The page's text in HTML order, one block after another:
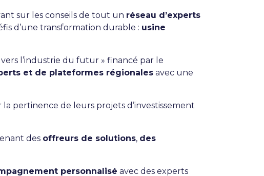
sur les conseils de tout un réseau d’experts
d’une transformation durable : usine
vers l’industrie du futur » financé par le
et de plateformes régionales avec une
la pertinence de leurs projets d’investissement
des offreurs de solutions, des
personnalisé avec des experts